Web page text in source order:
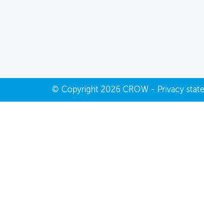
© Copyright2026 CROW - Privacy